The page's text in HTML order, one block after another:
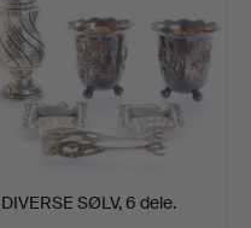
DIVERSE SØLV, 6 dele.